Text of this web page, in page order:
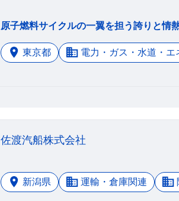
東京都
電力・ガス・水道・エ
佐渡汽船株式会社
新潟県 運輸・倉庫関連